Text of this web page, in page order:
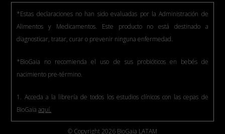
*Estas declaraciones no han sido evaluadas por la Administración de
Alimentos y Medicamentos. Este producto no está destinado a
diagnosticar, tratar, curar o prevenir ninguna enfermedad.
*BioGaia no recomienda el uso de sus probióticos en bebés de
nacimiento pre-término.
1. Acceda a la librería de todos los estudios clínicos con las cepas de
BioGaiaaquí.
© Copyright 2026 BioGaia LATAM